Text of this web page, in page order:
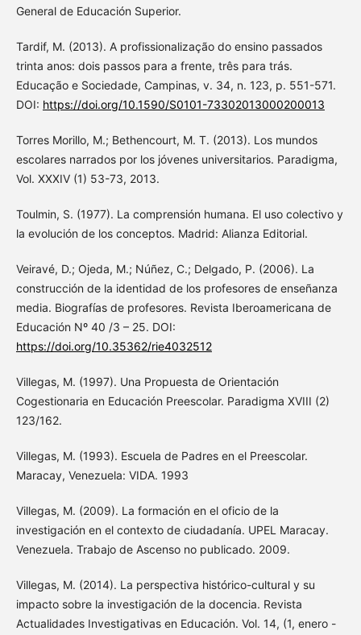
General de Educación Superior.
Tardif, M. (2013). A profissionalização do ensino passados
trinta anos: dois passos para a frente, três para trás.
Educação e Sociedade, Campinas, v. 34, n. 123, p. 551-571.
DOI: https://doi.org/10.1590/S0101-73302013000200013
Torres Morillo, M.; Bethencourt, M. T. (2013). Los mundos
escolares narrados por los jóvenes universitarios. Paradigma,
Vol. XXXIV (1) 53-73, 2013.
Toulmin, S. (1977). La comprensión humana. El uso colectivo y
la evolución de los conceptos. Madrid: Alianza Editorial.
Veiravé, D.; Ojeda, M.; Núñez, C.; Delgado, P. (2006). La
construcción de la identidad de los profesores de enseñanza
media. Biografías de profesores. Revista Iberoamericana de
Educación Nº 40 /3 – 25. DOI:
https://doi.org/10.35362/rie4032512
Villegas, M. (1997). Una Propuesta de Orientación
Cogestionaria en Educación Preescolar. Paradigma XVIII (2)
123/162.
Villegas, M. (1993). Escuela de Padres en el Preescolar.
Maracay, Venezuela: VIDA. 1993
Villegas, M. (2009). La formación en el oficio de la
investigación en el contexto de ciudadanía. UPEL Maracay.
Venezuela. Trabajo de Ascenso no publicado. 2009.
Villegas, M. (2014). La perspectiva histórico-cultural y su
impacto sobre la investigación de la docencia. Revista
Actualidades Investigativas en Educación. Vol. 14, (1, enero -